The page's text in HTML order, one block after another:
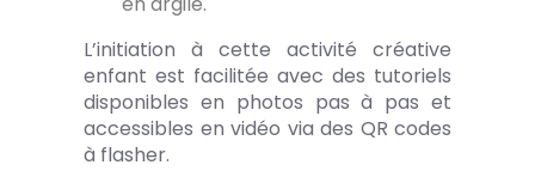
L’initiation à cette activité créative
enfant est facilitée avec des tutoriels
disponibles en photos pas à pas et
accessibles en vidéo via des QR codes
à flasher.